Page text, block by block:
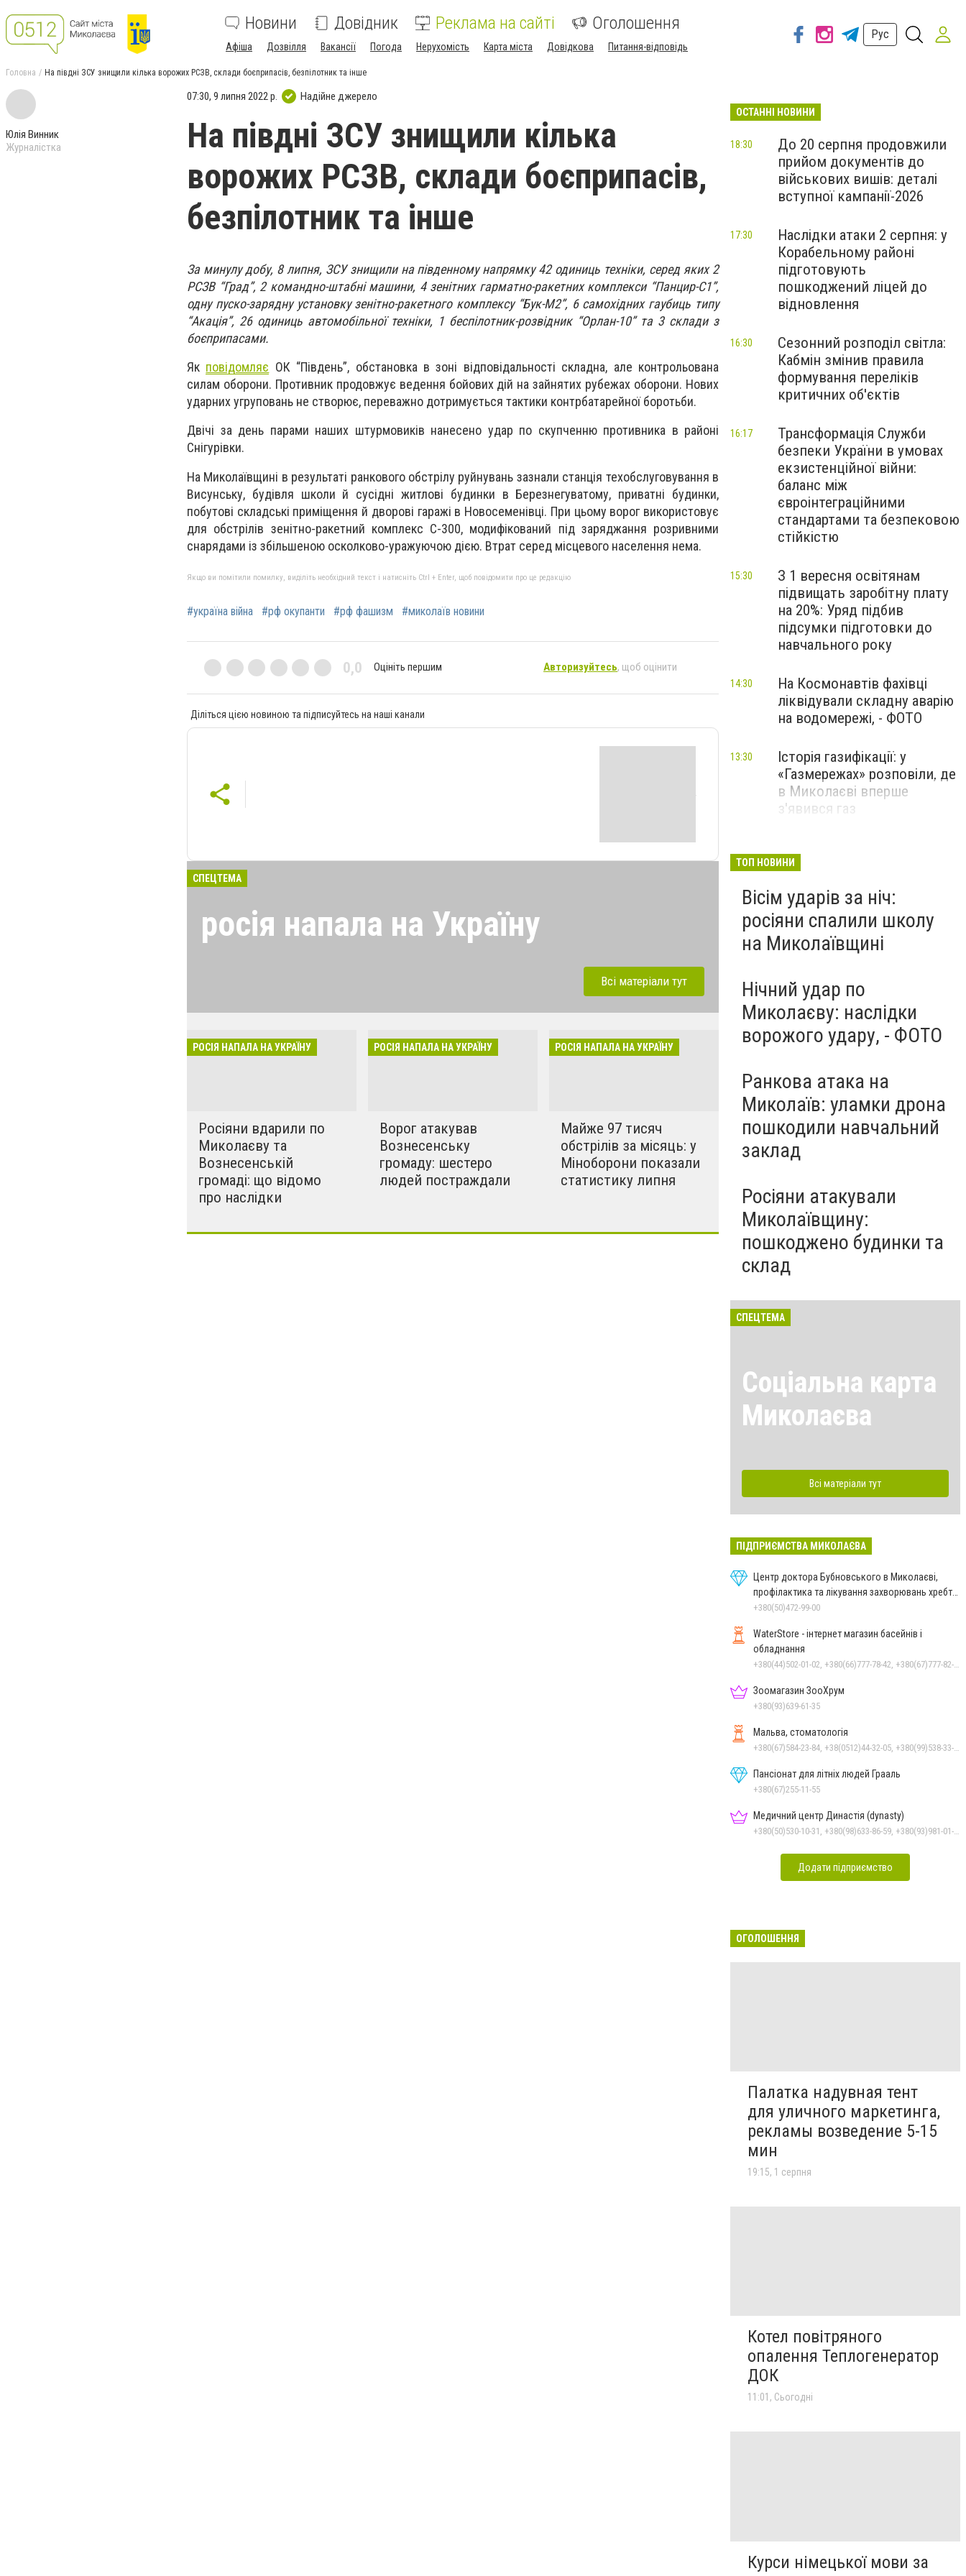
Новини Довідник Реклама на сайті Оголошення
Афіша Дозвілля Вакансії Погода Нерухомість Карта міста Довідкова Питання-відповідь
Рус
Головна На півдні ЗСУ знищили кілька ворожих РСЗВ, склади боєприпасів, безпілотник та інше
Юлія Винник
Журналістка
07:30, 9 липня 2022 р. Надійне джерело
На півдні ЗСУ знищили кілька
ворожих РСЗВ, склади боєприпасів,
безпілотник та інше
За минулу добу, 8 липня, ЗСУ знищили на південному напрямку 4️2 одиниць техніки, серед яких 2️
РСЗВ “Град”, 2️ командно-штабні машини, 4️ зенітних гарматно-ракетних комплекси “Панцир-С1”,
одну пуско-зарядну установку зенітно-ракетного комплексу “Бук-М2”, 6️ самохідних гаубиць типу
“Акація”, 2️6 одиниць автомобільної техніки, 1️ беспілотник-розвідник “Орлан-10” та 3️ склади з
боєприпасами.
Як повідомляє ОК “Південь”, обстановка в зоні відповідальності складна, але контрольована
силам оборони. Противник продовжує ведення бойових дій на зайнятих рубежах оборони. Нових
ударних угруповань не створює, переважно дотримується тактики контрбатарейної боротьби.
Двічі за день парами наших штурмовиків нанесено удар по скупченню противника в районі
Снігурівки.
На Миколаївщині в результаті ранкового обстрілу руйнувань зазнали станція техобслуговування в
Висунську, будівля школи й сусідні житлові будинки в Березнегуватому, приватні будинки,
побутові складські приміщення й дворові гаражі в Новосеменівці. При цьому ворог використовує
для обстрілів зенітно-ракетний комплекс С-300, модифікований під заряджання розривними
снарядами із збільшеною осколково-уражуючою дією. Втрат серед місцевого населення нема.
Якщо ви помітили помилку, виділіть необхідний текст і натисніть Ctrl + Enter, щоб повідомити про це редакцію
#україна війна #рф окупанти #рф фашизм #миколаїв новини
0,0 Оцініть першим Авторизуйтесь, щоб оцінити
Діліться цією новиною та підписуйтесь на наші канали
СПЕЦТЕМА
росія напала на Україну
розкрадати будинки в селах. Ми боремось
за нашу свободу!!
Всі матеріали тут
РОСІЯ НАПАЛА НА УКРАЇНУ
Росіяни вдарили по
Миколаєву та
Вознесенській
громаді: що відомо
про наслідки
РОСІЯ НАПАЛА НА УКРАЇНУ
Ворог атакував
Вознесенську
громаду: шестеро
людей постраждали
РОСІЯ НАПАЛА НА УКРАЇНУ
Майже 97 тисяч
обстрілів за місяць: у
Міноборони показали
статистику липня
ОСТАННІ НОВИНИ
До 20 серпня продовжили
прийом документів до
військових вишів: деталі
вступної кампанії-2026
18:30
Наслідки атаки 2 серпня: у
Корабельному районі
підготовують
пошкоджений ліцей до
відновлення
17:30
Сезонний розподіл світла:
Кабмін змінив правила
формування переліків
критичних об'єктів
16:30
Трансформація Служби
безпеки України в умовах
екзистенційної війни:
баланс між
євроінтеграційними
стандартами та безпековою
стійкістю
16:17
З 1 вересня освітянам
підвищать заробітну плату
на 20%: Уряд підбив
підсумки підготовки до
навчального року
15:30
На Космонавтів фахівці
ліквідували складну аварію
на водомережі, - ФОТО
14:30
Історія газифікації: у
«Газмережах» розповіли, де
в Миколаєві вперше
з'явився газ
13:30
Миколаєві 2026: шукаємо
перезавантаження
ПАРТНЕРСЬКИЙ СПЕЦПРОЄКТ
ТОП НОВИНИ
Вісім ударів за ніч:
росіяни спалили школу
на Миколаївщині
Нічний удар по
Миколаєву: наслідки
ворожого удару, - ФОТО
Ранкова атака на
Миколаїв: уламки дрона
пошкодили навчальний
заклад
Росіяни атакували
Миколаївщину:
пошкоджено будинки та
склад
СПЕЦТЕМА
Соціальна карта
Миколаєва
Всі матеріали тут
ПІДПРИЄМСТВА МИКОЛАЄВА
Центр доктора Бубновського в Миколаєві,
профілактика та лікування захворювань хребта
і суглобів
+380(50)472-99-00
WaterStore - інтернет магазин басейнів і
обладнання
Зоомагазин ЗооХрум
+380(93)639-61-35
Мальва, стоматологія
Пансіонат для літніх людей Грааль
+380(67)255-11-55
Медичний центр Династія (dynasty)
Додати підприємство
ОГОЛОШЕННЯ
Палатка надувная тент
для уличного маркетинга,
рекламы возведение 5-15
мин
19:15, 1 серпня
Котел повітряного
опалення Теплогенератор
ДОК
11:01, Сьогодні
Курси німецької мови за